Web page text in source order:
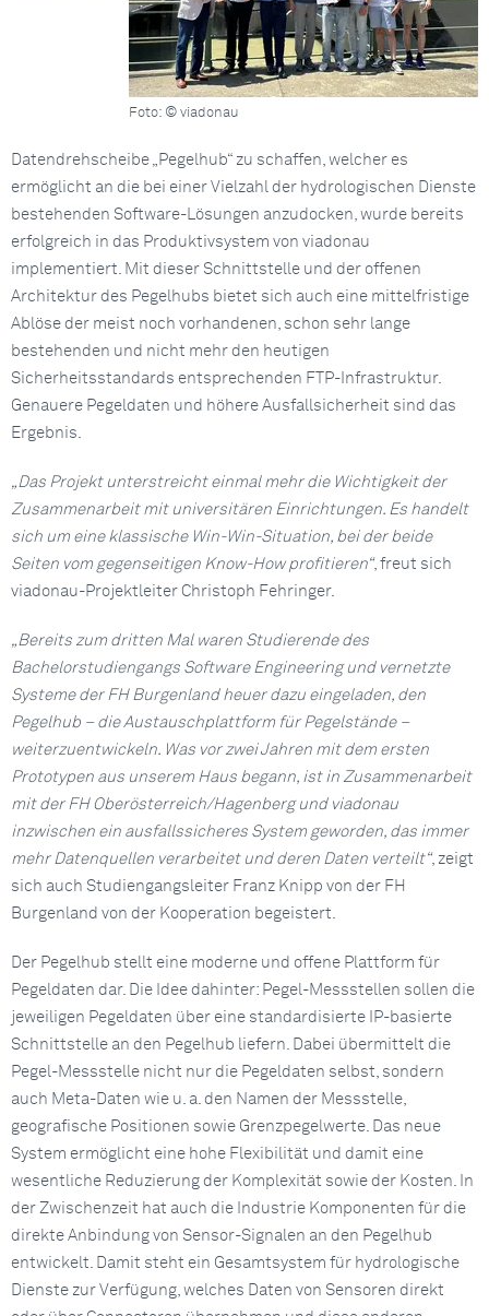
Foto: © viadonau
Datendrehscheibe „Pegelhub“ zu schaffen, welcher es
ermöglicht an die bei einer Vielzahl der hydrologischen Dienste
bestehenden Software-Lösungen anzudocken, wurde bereits
erfolgreich in das Produktivsystem von viadonau
implementiert. Mit dieser Schnittstelle und der offenen
Architektur des Pegelhubs bietet sich auch eine mittelfristige
Ablöse der meist noch vorhandenen, schon sehr lange
bestehenden und nicht mehr den heutigen
Sicherheitsstandards entsprechenden FTP-Infrastruktur.
Genauere Pegeldaten und höhere Ausfallsicherheit sind das
Ergebnis.
„Das Projekt unterstreicht einmal mehr die Wichtigkeit der
Zusammenarbeit mit universitären Einrichtungen. Es handelt
sich um eine klassische Win-Win-Situation, bei der beide
Seiten vom gegenseitigen Know-How profitieren“, freut sich
viadonau-Projektleiter Christoph Fehringer.
„Bereits zum dritten Mal waren Studierende des
Bachelorstudiengangs Software Engineering und vernetzte
Systeme der FH Burgenland heuer dazu eingeladen, den
Pegelhub – die Austauschplattform für Pegelstände –
weiterzuentwickeln. Was vor zwei Jahren mit dem ersten
Prototypen aus unserem Haus begann, ist in Zusammenarbeit
mit der FH Oberösterreich/Hagenberg und viadonau
inzwischen ein ausfallssicheres System geworden, das immer
mehr Datenquellen verarbeitet und deren Daten verteilt“, zeigt
sich auch Studiengangsleiter Franz Knipp von der FH
Burgenland von der Kooperation begeistert.
Der Pegelhub stellt eine moderne und offene Plattform für
Pegeldaten dar. Die Idee dahinter: Pegel-Messstellen sollen die
jeweiligen Pegeldaten über eine standardisierte IP-basierte
Schnittstelle an den Pegelhub liefern. Dabei übermittelt die
Pegel-Messstelle nicht nur die Pegeldaten selbst, sondern
auch Meta-Daten wie u. a. den Namen der Messstelle,
geografische Positionen sowie Grenzpegelwerte. Das neue
System ermöglicht eine hohe Flexibilität und damit eine
wesentliche Reduzierung der Komplexität sowie der Kosten. In
der Zwischenzeit hat auch die Industrie Komponenten für die
direkte Anbindung von Sensor-Signalen an den Pegelhub
entwickelt. Damit steht ein Gesamtsystem für hydrologische
Dienste zur Verfügung, welches Daten von Sensoren direkt